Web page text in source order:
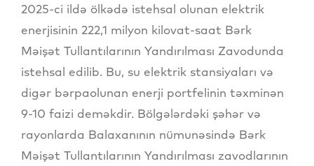
2025-ci ildə ölkədə istehsal olunan elektrik
enerjisinin 222,1 milyon kilovat-saat Bərk
Məişət Tullantılarının Yandırılması Zavodunda
istehsal edilib. Bu, su elektrik stansiyaları və
digər bərpaolunan enerji portfelinin təxminən
9-10 faizi deməkdir. Bölgələrdəki şəhər və
rayonlarda Balaxanının nümunəsində Bərk
Məişət Tullantılarının Yandırılması zavodlarının